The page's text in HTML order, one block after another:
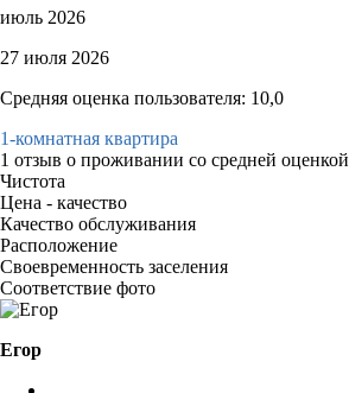
июль 2026
27 июля 2026
Средняя оценка пользователя: 10,0
1-комнатная квартира
1 отзыв о проживании со средней оценкой
Чистота
Цена - качество
Качество обслуживания
Расположение
Своевременность заселения
Соответствие фото
Егор